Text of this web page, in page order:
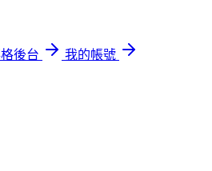
後台
我的帳號